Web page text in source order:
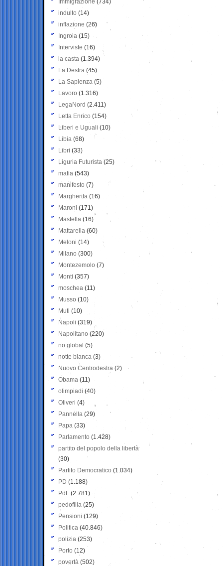
Immigrazione (734)
indulto (14)
inflazione (26)
Ingroia (15)
Interviste (16)
la casta (1.394)
La Destra (45)
La Sapienza (5)
Lavoro (1.316)
LegaNord (2.411)
Letta Enrico (154)
Liberi e Uguali (10)
Libia (68)
Libri (33)
Liguria Futurista (25)
mafia (543)
manifesto (7)
Margherita (16)
Maroni (171)
Mastella (16)
Mattarella (60)
Meloni (14)
Milano (300)
Montezemolo (7)
Monti (357)
moschea (11)
Musso (10)
Muti (10)
Napoli (319)
Napolitano (220)
no global (5)
notte bianca (3)
Nuovo Centrodestra (2)
Obama (11)
olimpiadi (40)
Oliveri (4)
Pannella (29)
Papa (33)
Parlamento (1.428)
partito del popolo della libertà
(30)
Partito Democratico (1.034)
PD (1.188)
PdL (2.781)
pedofilia (25)
Pensioni (129)
Politica (40.846)
polizia (253)
Porto (12)
povertà (502)